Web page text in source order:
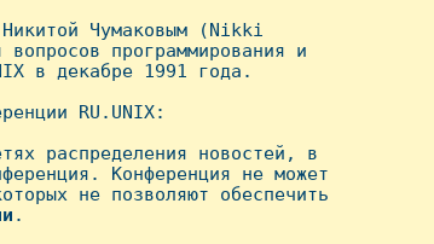
Чумаковым (Nikki
программирования и
в декабре 1991 года.
RU.UNIX:
pаспpеделения новостей, в
Конфеpенция не может
не позволяют обеспечить
.